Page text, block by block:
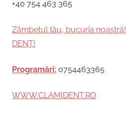
+40 754 463 365
Zâmbetul tău, bucuria noastră!
DENT!
Programări: 0754463365
WWW.CLAMIDENT.RO